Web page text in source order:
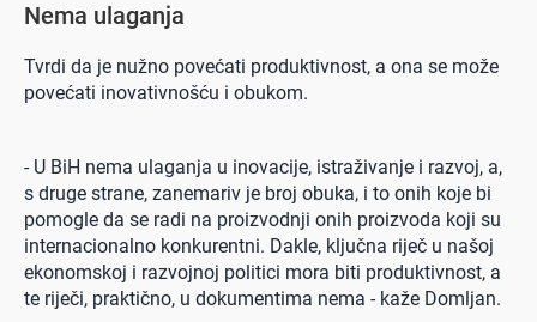
Nema ulaganja
Tvrdi da je nužno povećati produktivnost, a ona se može
povećati inovativnošću i obukom.
- U BiH nema ulaganja u inovacije, istraživanje i razvoj, a,
s druge strane, zanemariv je broj obuka, i to onih koje bi
pomogle da se radi na proizvodnji onih proizvoda koji su
internacionalno konkurentni. Dakle, ključna riječ u našoj
ekonomskoj i razvojnoj politici mora biti produktivnost, a
te riječi, praktično, u dokumentima nema - kaže Domljan.